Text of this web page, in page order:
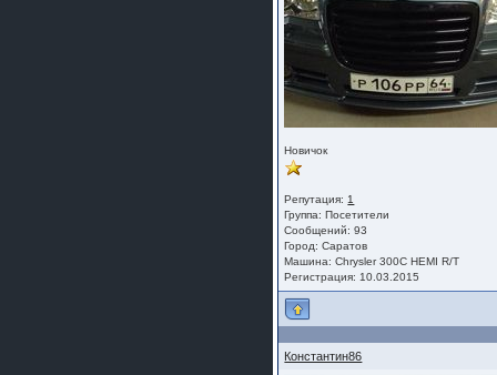
Новичок
Репутация: 1
Группа:Посетители
Сообщений: 93
Город: Саратов
Машина: Chrysler 300C HEMI R/T
Регистрация: 10.03.2015
Константин86